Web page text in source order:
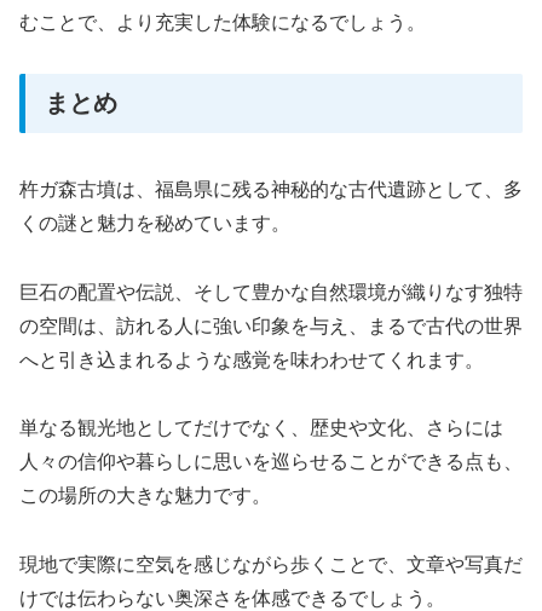
むことで、より充実した体験になるでしょう。
まとめ
杵ガ森古墳は、福島県に残る神秘的な古代遺跡として、多
くの謎と魅力を秘めています。
巨石の配置や伝説、そして豊かな自然環境が織りなす独特
の空間は、訪れる人に強い印象を与え、まるで古代の世界
へと引き込まれるような感覚を味わわせてくれます。
単なる観光地としてだけでなく、歴史や文化、さらには
人々の信仰や暮らしに思いを巡らせることができる点も、
この場所の大きな魅力です。
現地で実際に空気を感じながら歩くことで、文章や写真だ
けでは伝わらない奥深さを体感できるでしょう。